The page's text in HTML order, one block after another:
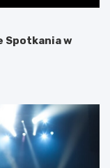
Spotkania w